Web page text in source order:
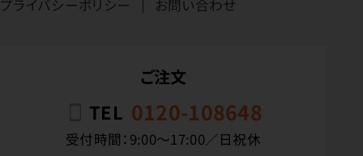
プライバシーポリシー
お問い合わせ
ご注文
TEL 0120-108648
受付時間：9:00〜17:00／日祝休